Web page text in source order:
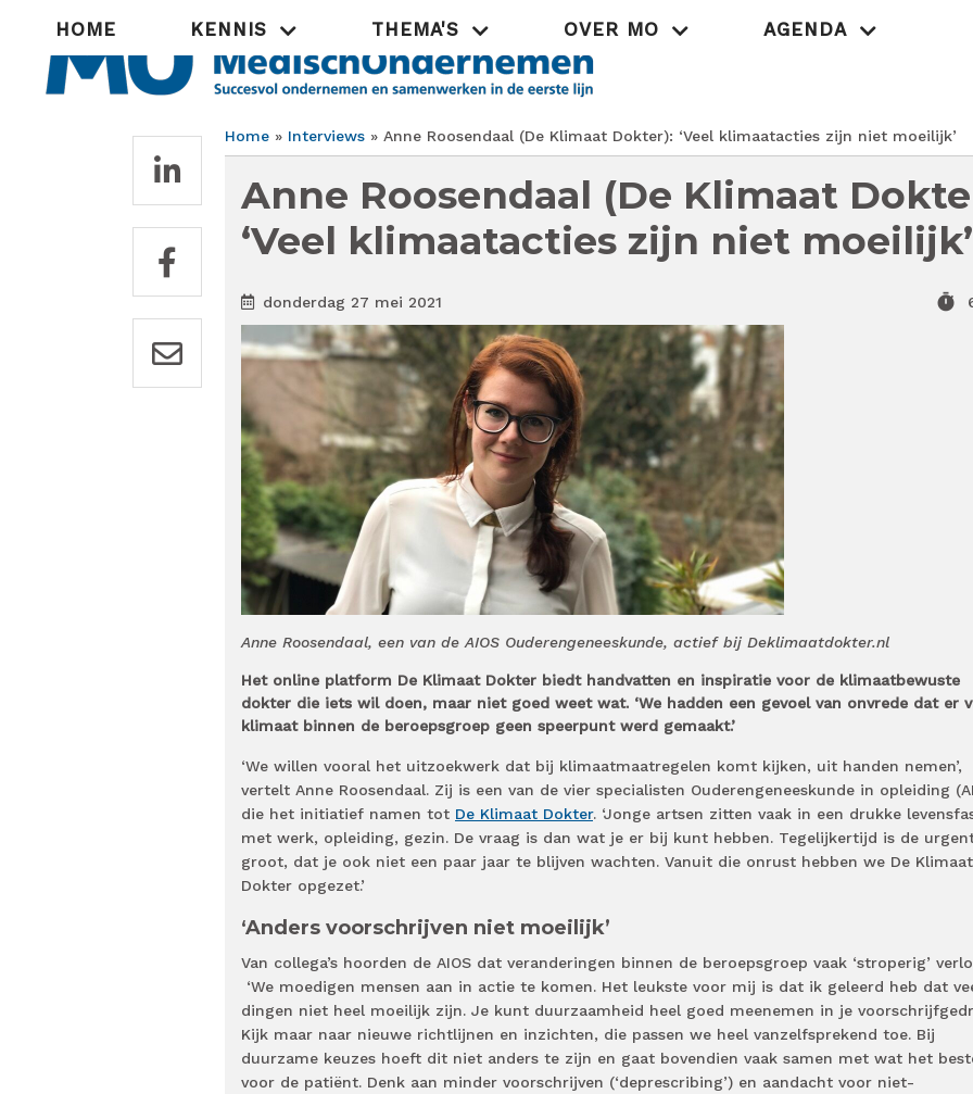
Hoofdnavigatie
HOME KENNIS THEMA'S OVER MO AGENDA
Home Interviews Anne Roosendaal (De Klimaat Dokter): ‘Veel klimaatacties zijn niet moeilijk’
Anne Roosendaal (De Klimaat
‘Veel klimaatacties zijn niet moeilijk’
donderdag 27 mei 2021 timer
Anne Roosendaal, een van de AIOS Ouderengeneeskunde, actief bij Deklimaatdokter.nl
Het online platform De Klimaat Dokter biedt handvatten en inspiratie voor de klimaatbewuste
dokter die iets wil doen, maar niet goed weet wat. ‘We hadden een gevoel van onvrede dat er
klimaat binnen de beroepsgroep geen speerpunt werd gemaakt.’
‘We willen vooral het uitzoekwerk dat bij klimaatmaatregelen komt kijken, uit handen nemen’,
vertelt Anne Roosendaal. Zij is een van de vier specialisten Ouderengeneeskunde in opleiding
die het initiatief namen tot De Klimaat Dokter. ‘Jonge artsen zitten vaak in een drukke
met werk, opleiding, gezin. De vraag is dan wat je er bij kunt hebben. Tegelijkertijd is de
groot, dat je ook niet een paar jaar te blijven wachten. Vanuit die onrust hebben we De Klimaat
Dokter opgezet.’
‘Anders voorschrijven niet moeilijk’
Van collega’s hoorden de AIOS dat veranderingen binnen de beroepsgroep vaak ‘stroperig’
‘We moedigen mensen aan in actie te komen. Het leukste voor mij is dat ik geleerd heb dat
dingen niet heel moeilijk zijn. Je kunt duurzaamheid heel goed meenemen in je
Kijk maar naar nieuwe richtlijnen en inzichten, die passen we heel vanzelfsprekend toe. Bij
duurzame keuzes hoeft dit niet anders te zijn en gaat bovendien vaak samen met wat het
voor de patiënt. Denk aan minder voorschrijven (‘deprescribing’) en aandacht voor niet-